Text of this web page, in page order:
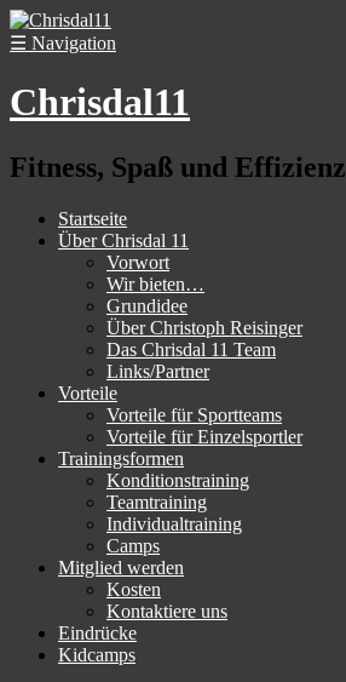
☰ Navigation
Chrisdal11
Fitness, Spaß und Effizienz
Startseite
Über Chrisdal 11
Vorwort
Wir bieten…
Grundidee
Über Christoph Reisinger
Das Chrisdal 11 Team
Links/Partner
Vorteile
Vorteile für Sportteams
Vorteile für Einzelsportler
Trainingsformen
Konditionstraining
Teamtraining
Individualtraining
Camps
Mitglied werden
Kosten
Kontaktiere uns
Eindrücke
Kidcamps